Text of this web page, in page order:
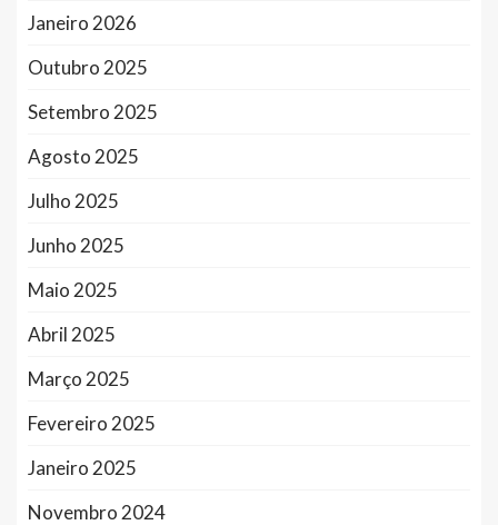
Janeiro 2026
Outubro 2025
Setembro 2025
Agosto 2025
Julho 2025
Junho 2025
Maio 2025
Abril 2025
Março 2025
Fevereiro 2025
Janeiro 2025
Novembro 2024